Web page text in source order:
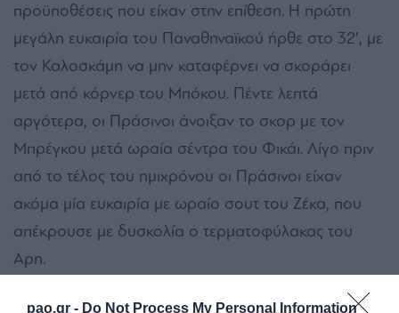
pao.gr - Do Not Process My Personal Information
προϋποθέσεις που είχαν στην επίθεση. Η πρώτη
μεγάλη ευκαιρία του Παναθηναϊκού ήρθε στο 32′, με
τον Καλοσκάμη να μην καταφέρνει να σκοράρει
μετά από κόρνερ του Μπόκου. Πέντε λεπτά
αργότερα, οι Πράσινοι άνοιξαν το σκορ με τον
Μπρέγκου μετά ωραία σέντρα του Φικάι. Λίγο πριν
από το τέλος του ημιχρόνου οι Πράσινοι είχαν
ακόμα μία ευκαιρία με ωραίο σουτ του Ζέκα, που
απέκρουσε με δυσκολία ο τερματοφύλακας του
Αρη.
Με την επανέναρξη του β’ ημιχρόνου το Τριφύλλι